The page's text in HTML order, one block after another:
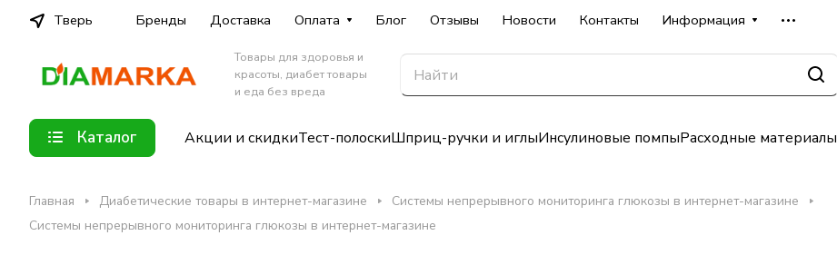
Тверь Бренды Доставка Оплата Блог Отзывы Новости Контакты Информация
Товары для здоровья и
красоты, диабет товары
и еда без вреда
Каталог Акции и скидкиТест-полоскиШприц-ручки и иглыИнсулиновые помпыРасходные материалы
Главная Диабетические товары в интернет-магазине
Системы непрерывного мониторинга глюкозы в интернет-магазине
Системы непрерывного мониторинга глюкозы в интернет-магазине